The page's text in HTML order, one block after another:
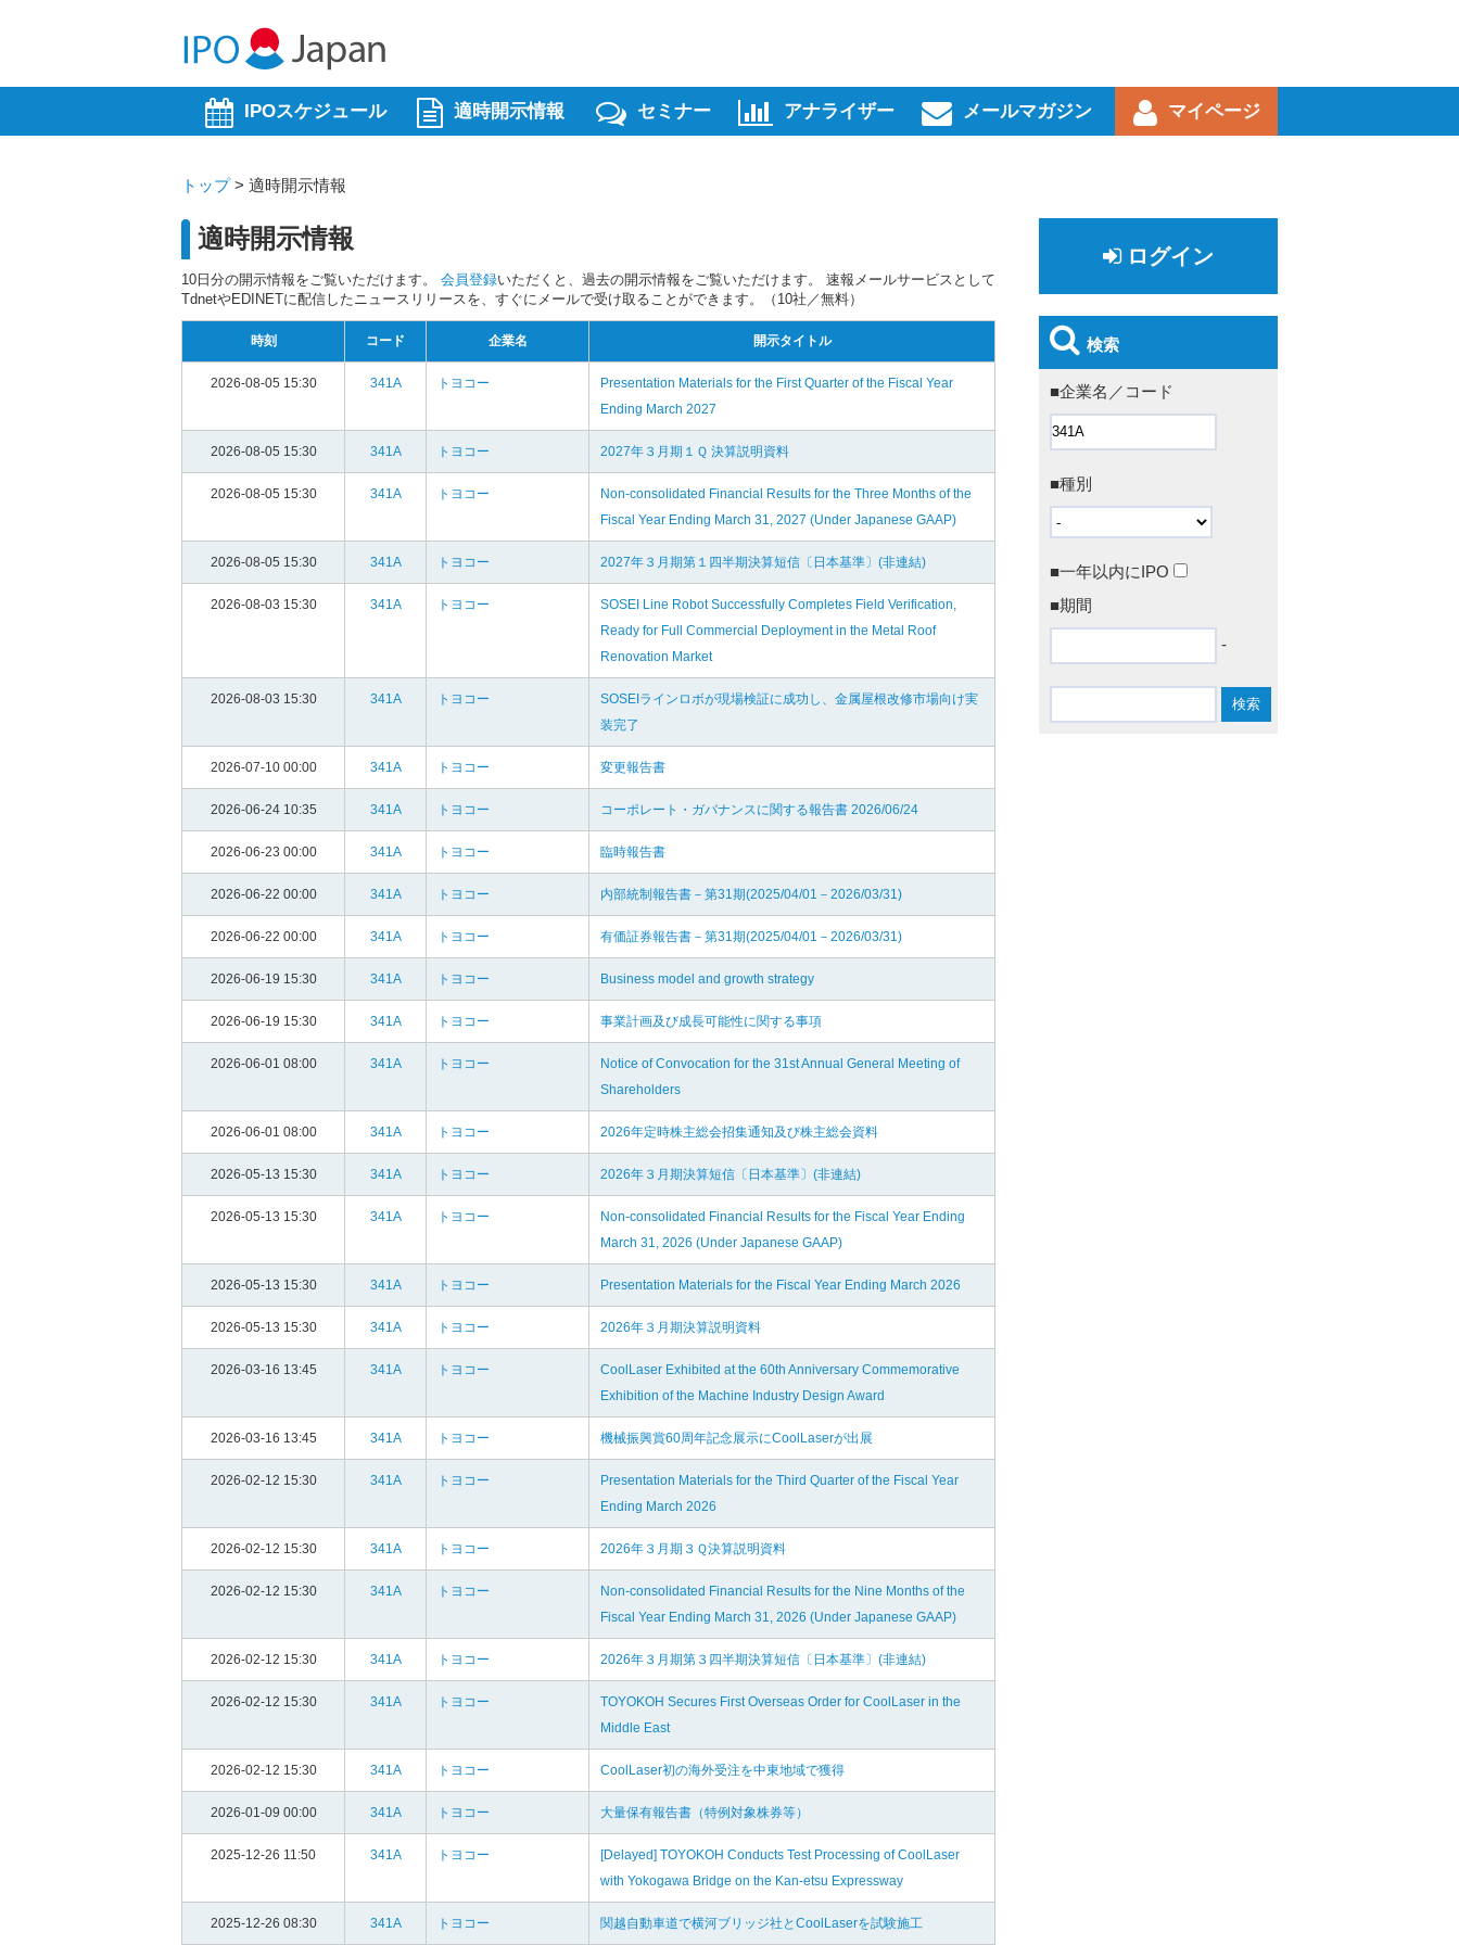
IPOスケジュール 適時開示情報 セミナー アナライザー メールマガジン マイページ
トップ> 適時開示情報
適時開示情報
10日分の開示情報をご覧いただけます。 会員登録いただくと、過去の開示情報をご覧いただけます。 速報メールサービスとして
TdnetやEDINETに配信したニュースリリースを、すぐにメールで受け取ることができます。（10社／無料）
時刻 コード 企業名 開示タイトル
2026-08-05 15:30 341A トヨコー
Presentation Materials for the First Quarter of the Fiscal Year
Ending March 2027
2026-08-05 15:30 341A トヨコー 2027年３月期１Ｑ 決算説明資料
2026-08-05 15:30 341A トヨコー
Non-consolidated Financial Results for the Three Months of the
Fiscal Year Ending March 31, 2027 (Under Japanese GAAP)
2026-08-05 15:30 341A トヨコー 2027年３月期第１四半期決算短信〔日本基準〕(非連結)
2026-08-03 15:30 341A トヨコー
SOSEI Line Robot Successfully Completes Field Verification,
Ready for Full Commercial Deployment in the Metal Roof
Renovation Market
2026-08-03 15:30 341A トヨコー
SOSEIラインロボが現場検証に成功し、金属屋根改修市場向け実
装完了
2026-07-10 00:00 341A トヨコー 変更報告書
2026-06-24 10:35 341A トヨコー コーポレート・ガバナンスに関する報告書 2026/06/24
2026-06-23 00:00 341A トヨコー 臨時報告書
2026-06-22 00:00 341A トヨコー 内部統制報告書－第31期(2025/04/01－2026/03/31)
2026-06-22 00:00 341A トヨコー 有価証券報告書－第31期(2025/04/01－2026/03/31)
2026-06-19 15:30 341A トヨコー Business model and growth strategy
2026-06-19 15:30 341A トヨコー 事業計画及び成長可能性に関する事項
2026-06-01 08:00 341A トヨコー
Notice of Convocation for the 31st Annual General Meeting of
Shareholders
2026-06-01 08:00 341A トヨコー 2026年定時株主総会招集通知及び株主総会資料
2026-05-13 15:30 341A トヨコー 2026年３月期決算短信〔日本基準〕(非連結)
2026-05-13 15:30 341A トヨコー
Non-consolidated Financial Results for the Fiscal Year Ending
March 31, 2026 (Under Japanese GAAP)
2026-05-13 15:30 341A トヨコー Presentation Materials for the Fiscal Year Ending March 2026
2026-05-13 15:30 341A トヨコー 2026年３月期決算説明資料
2026-03-16 13:45 341A トヨコー
CoolLaser Exhibited at the 60th Anniversary Commemorative
Exhibition of the Machine Industry Design Award
2026-03-16 13:45 341A トヨコー 機械振興賞60周年記念展示にCoolLaserが出展
2026-02-12 15:30 341A トヨコー
Presentation Materials for the Third Quarter of the Fiscal Year
Ending March 2026
2026-02-12 15:30 341A トヨコー 2026年３月期３Ｑ決算説明資料
2026-02-12 15:30 341A トヨコー
Non-consolidated Financial Results for the Nine Months of the
Fiscal Year Ending March 31, 2026 (Under Japanese GAAP)
2026-02-12 15:30 341A トヨコー 2026年３月期第３四半期決算短信〔日本基準〕(非連結)
2026-02-12 15:30 341A トヨコー
TOYOKOH Secures First Overseas Order for CoolLaser in the
Middle East
2026-02-12 15:30 341A トヨコー CoolLaser初の海外受注を中東地域で獲得
2026-01-09 00:00 341A トヨコー 大量保有報告書（特例対象株券等）
2025-12-26 11:50 341A トヨコー
[Delayed] TOYOKOH Conducts Test Processing of CoolLaser
with Yokogawa Bridge on the Kan-etsu Expressway
2025-12-26 08:30 341A トヨコー 関越自動車道で横河ブリッジ社とCoolLaserを試験施工
ログイン
検索
■企業名／コード
■種別
■一年以内にIPO
■期間
-